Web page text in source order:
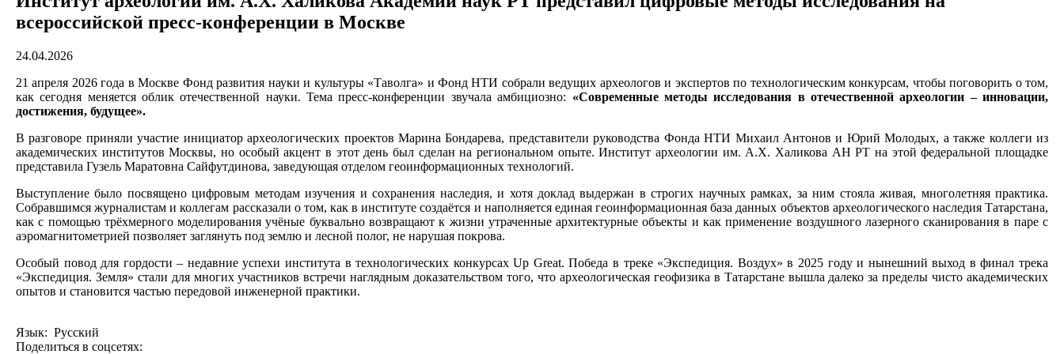
всероссийской пресс-конференции в Москве
24.04.2026
21 апреля 2026 года в Москве Фонд развития науки и культуры «Таволга» и Фонд НТИ собрали ведущих археологов и экспертов по технологическим конкурсам, чтобы поговорить о том,
как сегодня меняется облик отечественной науки. Тема пресс-конференции звучала амбициозно: «Современные методы исследования в отечественной археологии–инновации,
достижения, будущее».
В разговоре приняли участие инициатор археологических проектов Марина Бондарева, представители руководства Фонда НТИ Михаил Антонов и Юрий Молодых, а также коллеги из
академических институтов Москвы, но особый акцент в этот день был сделан на региональном опыте. Институт археологии им. А.Х. Халикова АН РТ на этой федеральной площадке
представила Гузель Маратовна Сайфутдинова, заведующая отделом геоинформационных технологий.
Выступление было посвящено цифровым методам изучения и сохранения наследия, и хотя доклад выдержан в строгих научных рамках, за ним стояла живая, многолетняя практика.
Собравшимся журналистам и коллегам рассказали о том, как в институте создаётся и наполняется единая геоинформационная база данных объектов археологического наследия Татарстана,
как с помощью трёхмерного моделирования учёные буквально возвращают к жизни утраченные архитектурные объекты и как применение воздушного лазерного сканирования в паре с
аэромагнитометрией позволяет заглянуть под землю и лесной полог, не нарушая покрова.
Особый повод для гордости – недавние успехи института в технологических конкурсах Up Great. Победа в треке «Экспедиция. Воздух» в 2025 году и нынешний выход в финал трека
«Экспедиция. Земля» стали для многих участников встречи наглядным доказательством того, что археологическая геофизика в Татарстане вышла далеко за пределы чисто академических
опытов и становится частью передовой инженерной практики.
Язык: Русский
Поделиться в соцсетях: